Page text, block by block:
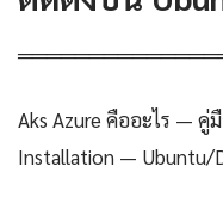
Aks Azure คืออะไร — คู่
Installation — Ubuntu/